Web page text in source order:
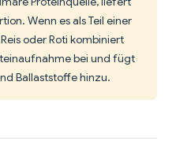
Wenn es als Teil einer
oder Roti kombiniert
bei und fügt
Ballaststoffe hinzu.